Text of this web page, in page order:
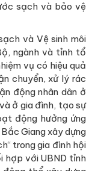
hợp với UBND tỉnh
thổ xây dựng
Định Hoá, tỉnh